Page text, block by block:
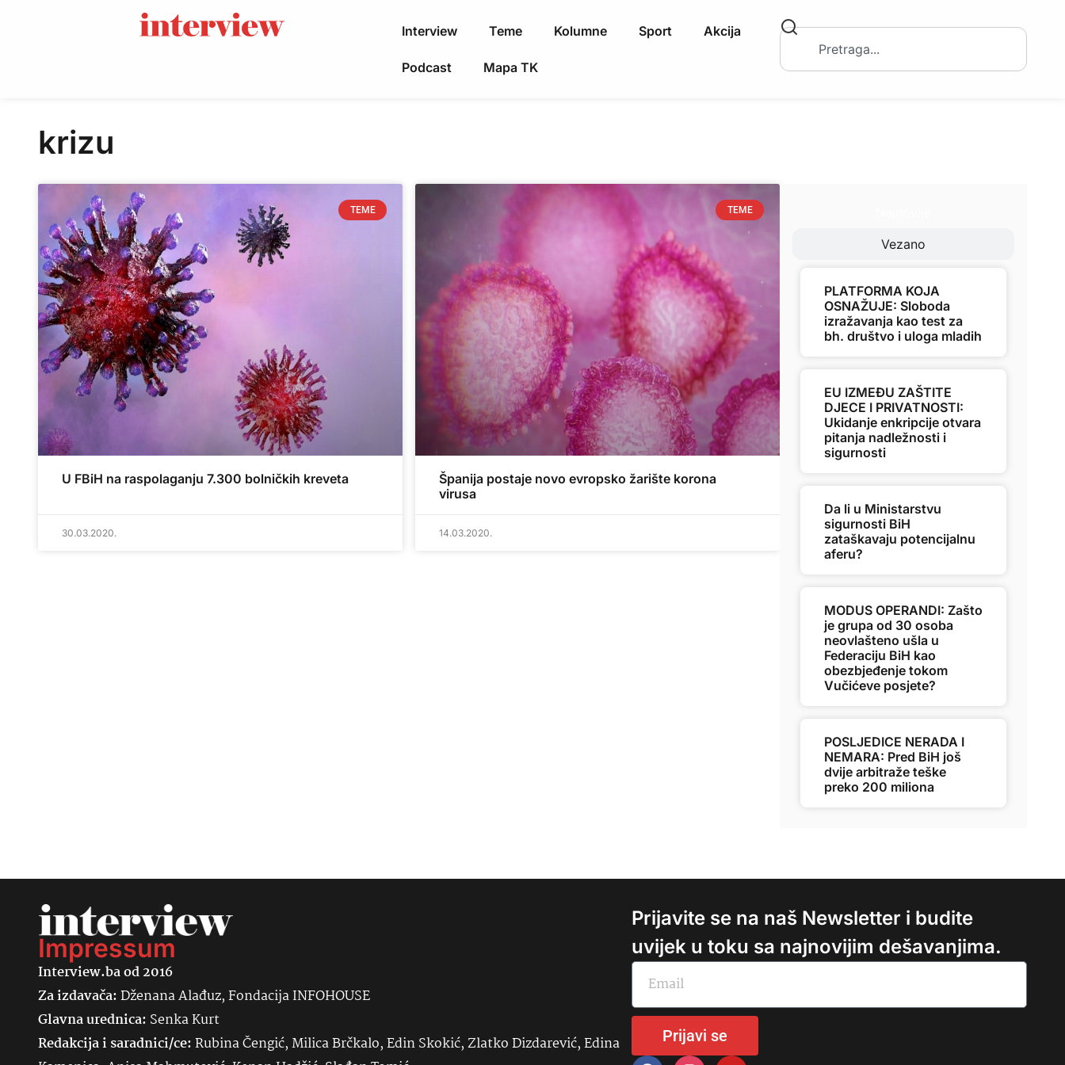
Interview Teme Kolumne Sport Akcija
Podcast Mapa TK
krizu
TEME
U FBiH na raspolaganju 7.300 bolničkih kreveta
30.03.2020.
TEME
Španija postaje novo evropsko žarište korona
virusa
14.03.2020.
Vezano
PLATFORMA KOJA
OSNAŽUJE: Sloboda
izražavanja kao test za
bh. društvo i uloga mladih
EU IZMEĐU ZAŠTITE
DJECE I PRIVATNOSTI:
Ukidanje enkripcije otvara
pitanja nadležnosti i
sigurnosti
Da li u Ministarstvu
sigurnosti BiH
zataškavaju potencijalnu
aferu?
MODUS OPERANDI: Zašto
je grupa od 30 osoba
neovlašteno ušla u
Federaciju BiH kao
obezbjeđenje tokom
Vučićeve posjete?
POSLJEDICE NERADA I
NEMARA: Pred BiH još
dvije arbitraže teške
preko 200 miliona
Impressum
Interview.ba od 2016
Za izdavača:Dženana Alađuz, Fondacija INFOHOUSE
Glavna urednica: SenkaKurt
Redakcija i saradnici/ce:Rubina Čengić, Milica Brčkalo, Edin Skokić, Zlatko Dizdarević, Edina
Prijavite se na naš Newsletter i budite
uvijek u toku sa najnovijim dešavanjima.
Prijavi se